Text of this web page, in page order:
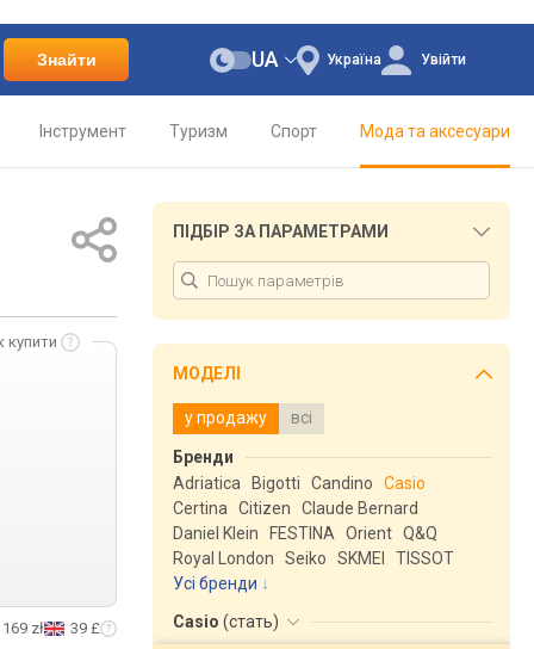
Знайти Україна
UA Увійти
Інструмент Туризм Спорт Мода та аксесуари
купити
169 zł 39 £
ПІДБІР ЗА ПАРАМЕТРАМИ
МОДЕЛІ
у продажу всі
Бренди
Adriatica
Bigotti Candino
Casio
Certina
Citizen
Claude Bernard
Daniel Klein
FESTINA Orient Q&Q
Royal London
Seiko SKMEI
TISSOT
Усі бренди
Casio (стать)